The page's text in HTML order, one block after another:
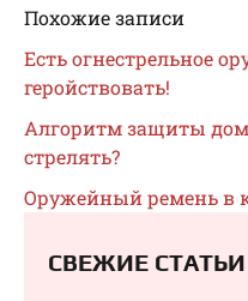
Похожие записи
Есть огнестрельное
геройствовать!
Алгоритм защиты
стрелять?
Оружейный ремень в
СВЕЖИЕ СТАТЬИ